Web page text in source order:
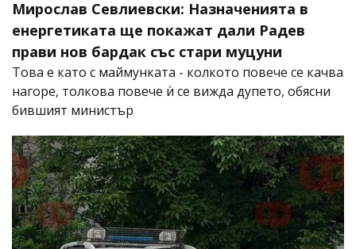
Мирослав Севлиевски: Назначенията в
енергетиката ще покажат дали Радев
прави нов бардак със стари муцуни
Това е като с маймунката - колкото повече се качва
нагоре, толкова повече ѝ се вижда дупето, обясни
бившият министър